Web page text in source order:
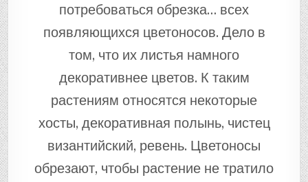
потребоваться обрезка… всех
появляющихся цветоносов. Дело в
том, что их листья намного
декоративнее цветов. К таким
растениям относятся некоторые
хосты, декоративная полынь, чистец
византийский, ревень. Цветоносы
обрезают, чтобы растение не тратило